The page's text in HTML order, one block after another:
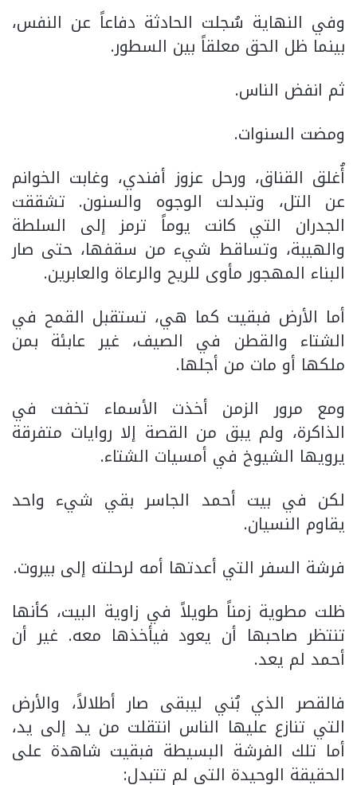
وفي النهاية سُجلت الحادثة دفاعاً عن النفس،
بينما ظل الحق معلقاً بين السطور.
ثم انفض الناس.
ومضت السنوات.
أُغلق القناق، ورحل عزوز أفندي، وغابت الخوانم
عن التل، وتبدلت الوجوه والسنون. تشققت
الجدران التي كانت يوماً ترمز إلى السلطة
والهيبة، وتساقط شيء من سقفها، حتى صار
البناء المهجور مأوى للريح والرعاة والعابرين.
أما الأرض فبقيت كما هي، تستقبل القمح في
الشتاء والقطن في الصيف، غير عابئة بمن
ملكها أو مات من أجلها.
ومع مرور الزمن أخذت الأسماء تخفت في
الذاكرة، ولم يبق من القصة إلا روايات متفرقة
يرويها الشيوخ في أمسيات الشتاء.
لكن في بيت أحمد الجاسر بقي شيء واحد
يقاوم النسيان.
فرشة السفر التي أعدتها أمه لرحلته إلى بيروت.
ظلت مطوية زمناً طويلاً في زاوية البيت، كأنها
تنتظر صاحبها أن يعود فيأخذها معه. غير أن
أحمد لم يعد.
فالقصر الذي بُني ليبقى صار أطلالاً، والأرض
التي تنازع عليها الناس انتقلت من يد إلى يد،
أما تلك الفرشة البسيطة فبقيت شاهدة على
الحقيقة الوحيدة التي لم تتبدل: